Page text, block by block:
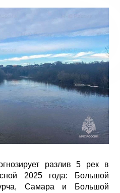
разлив 5 рек в
2025 года: Большой
Самара и Большой